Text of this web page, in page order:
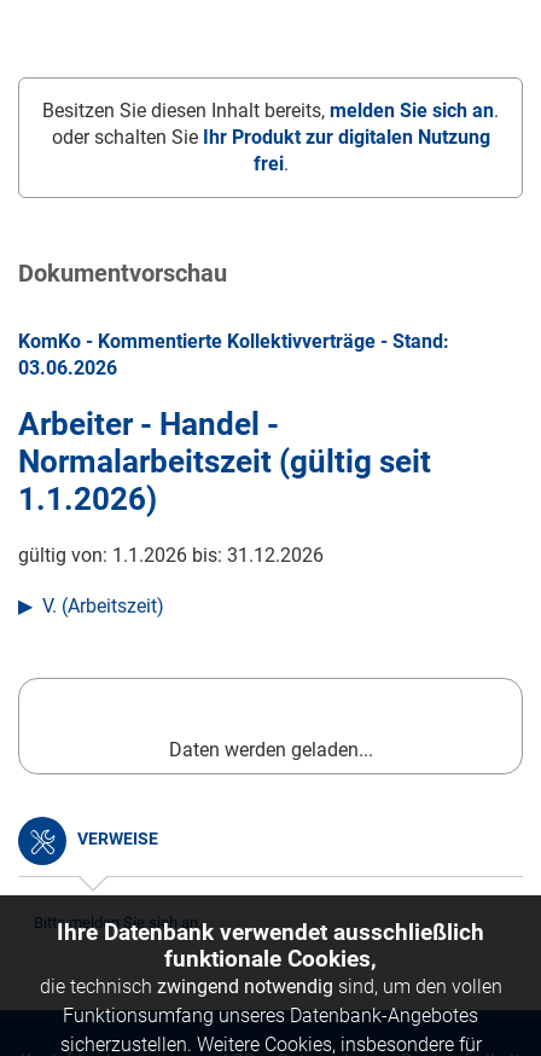
Besitzen Sie diesen Inhalt bereits, melden Sie sich an.
oder schalten Sie
Ihr Produkt zur digitalen Nutzung
frei.
Dokumentvorschau
KomKo - Kommentierte Kollektivverträge - Stand:
03.06.2026
Arbeiter - Handel -
Normalarbeitszeit (gültig seit
1.1.2026)
gültig von: 1.1.2026 bis: 31.12.2026
V. (Arbeitszeit)
Daten werden geladen...
VERWEISE
Bitte melden Sie sich an.
Ihre Datenbank verwendet ausschließlich
funktionale Cookies,
die technisch zwingend notwendig sind, um den vollen
Funktionsumfang unseres Datenbank-Angebotes
sicherzustellen. Weitere Cookies, insbesondere für